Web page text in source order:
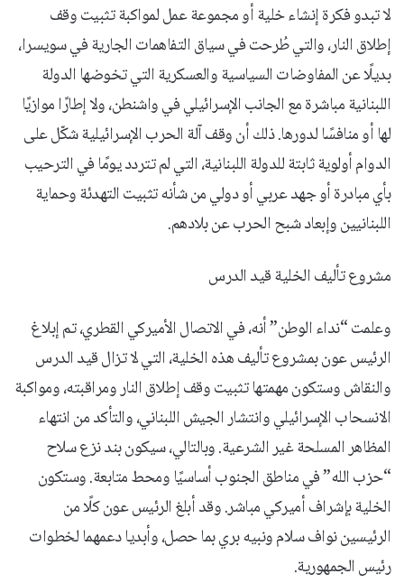
لا تبدو فكرة إنشاء خلية أو مجموعة عمل لمواكبة تثبيت وقف
إطلاق النار، والتي طُرحت في سياق التفاهمات الجارية في سويسرا،
بديلًا عن المفاوضات السياسية والعسكرية التي تخوضها الدولة
اللبنانية مباشرة مع الجانب الإسرائيلي في واشنطن، ولا إطارًا موازيًا
لها أو منافسًا لدورها. ذلك أن وقف آلة الحرب الإسرائيلية شكّل على
الدوام أولوية ثابتة للدولة اللبنانية، التي لم تتردد يومًا في الترحيب
بأي مبادرة أو جهد عربي أو دولي من شأنه تثبيت التهدئة وحماية
اللبنانيين وإبعاد شبح الحرب عن بلادهم.
مشروع تأليف الخلية قيد الدرس
وعلمت “نداء الوطن” أنه، في الاتصال الأميركي القطري، تم إبلاغ
الرئيس عون بمشروع تأليف هذه الخلية، التي لا تزال قيد الدرس
والنقاش وستكون مهمتها تثبيت وقف إطلاق النار ومراقبته، ومواكبة
الانسحاب الإسرائيلي وانتشار الجيش اللبناني، والتأكد من انتهاء
المظاهر المسلحة غير الشرعية. وبالتالي، سيكون بند نزع سلاح
“حزب الله” في مناطق الجنوب أساسيًا ومحط متابعة. وستكون
الخلية بإشراف أميركي مباشر. وقد أبلغ الرئيس عون كلًا من
الرئيسين نواف سلام ونبيه بري بما حصل، وأبديا دعمهما لخطوات
رئيس الجمهورية.